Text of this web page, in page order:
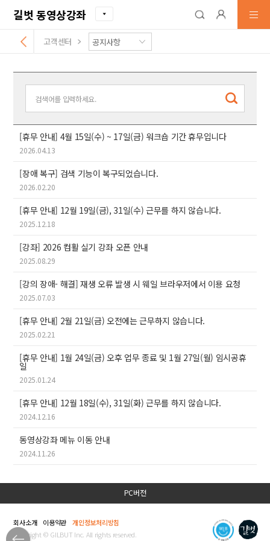
길벗 동영상강좌
고객센터
[휴무 안내] 4월 15일(수) ~ 17일(금) 워크숍 기간 휴무입니다
2026.04.13
[장애 복구] 검색 기능이 복구되었습니다.
2026.02.20
[휴무 안내] 12월 19일(금), 31일(수) 근무를 하지 않습니다.
2025.12.18
[강좌] 2026 컴활 실기 강좌 오픈 안내
2025.08.29
[강의 장애- 해결] 재생 오류 발생 시 웨일 브라우저에서 이용 요청
2025.07.03
[휴무 안내] 2월 21일(금) 오전에는 근무하지 않습니다.
2025.02.21
[휴무 안내] 1월 24일(금) 오후 업무 종료 및 1월 27일(월) 임시공휴
일
2025.01.24
[휴무 안내] 12월 18일(수), 31일(화) 근무를 하지 않습니다.
2024.12.16
동영상강좌 메뉴 이동 안내
2024.11.26
PC버전
회사소개 이용약관
개인정보처리방침
Copyright © GILBUT Inc. All rights reserved.